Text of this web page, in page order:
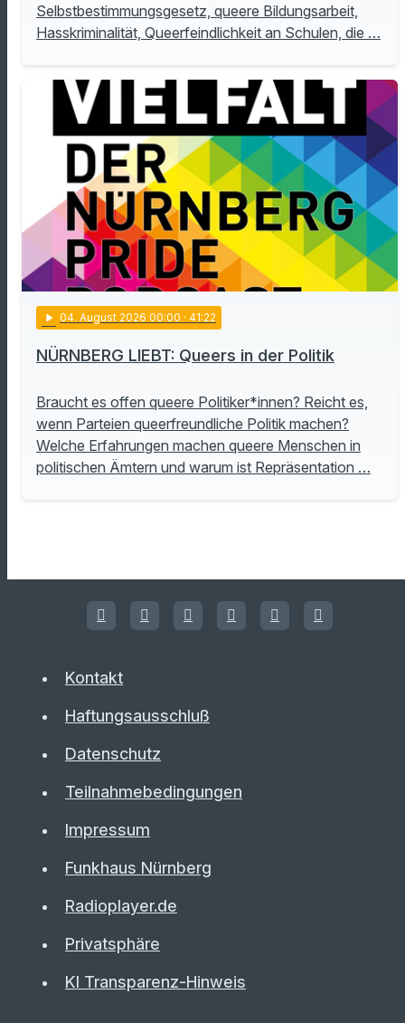
Selbstbestimmungsgesetz, queere Bildungsarbeit,
Hasskriminalität, Queerfeindlichkeit an Schulen, die …
play_arrow 04. August 2026 00:00 · 41:22
NÜRNBERG LIEBT: Queers in der Politik
Braucht es offen queere Politiker*innen? Reicht es,
wenn Parteien queerfreundliche Politik machen?
Welche Erfahrungen machen queere Menschen in
politischen Ämtern und warum ist Repräsentation …
Kontakt
Haftungsausschluß
Datenschutz
Teilnahmebedingungen
Impressum
Funkhaus Nürnberg
Radioplayer.de
Privatsphäre
KI Transparenz-Hinweis